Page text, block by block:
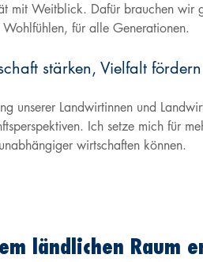
mit Weitblick. Dafür brauchen wir
für alle Generationen.
stärken, Vielfalt fördern
unserer Landwirtinnen und
Ich setze mich für
wirtschaften können.
ländlichen Raum